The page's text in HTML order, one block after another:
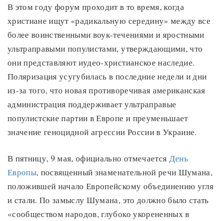
В этом году форум проходит в то время, когда
христиане ищут «радикальную середину» между все
более воинственными воук-течениями и яростными
ультраправыми популистами, утверждающими, что
они представляют иудео-христианское наследие.
Поляризация усугубилась в последние недели и дни
из-за того, что новая противоречивая американская
администрация поддерживает ультраправые
популистские партии в Европе и преуменьшает
значение геноцидной агрессии России в Украине.
В пятницу, 9 мая, официально отмечается День
Европы, посвященный знаменательной речи Шумана,
положившей начало Европейскому объединению угля
и стали. По замыслу Шумана, это должно было стать
«сообществом народов, глубоко укорененных в